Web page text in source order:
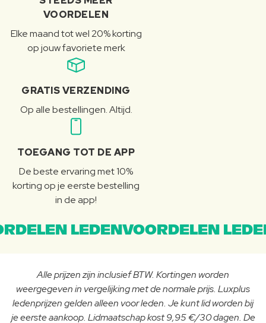
VOORDELEN
Elke maand tot wel 20% korting
op jouw favoriete merk
GRATIS VERZENDING
Op alle bestellingen. Altijd.
TOEGANG TOT DE APP
De beste ervaring met 10%
korting op je eerste bestelling
in de app!
LEDENVOORDELEN
Alle prijzen zijn inclusief BTW. Kortingen worden
weergegeven in vergelijking met de normale prijs. Luxplus
ledenprijzen gelden alleen voor leden. Je kunt lid worden bij
je eerste aankoop. Lidmaatschap kost 9,95 €/30 dagen. De